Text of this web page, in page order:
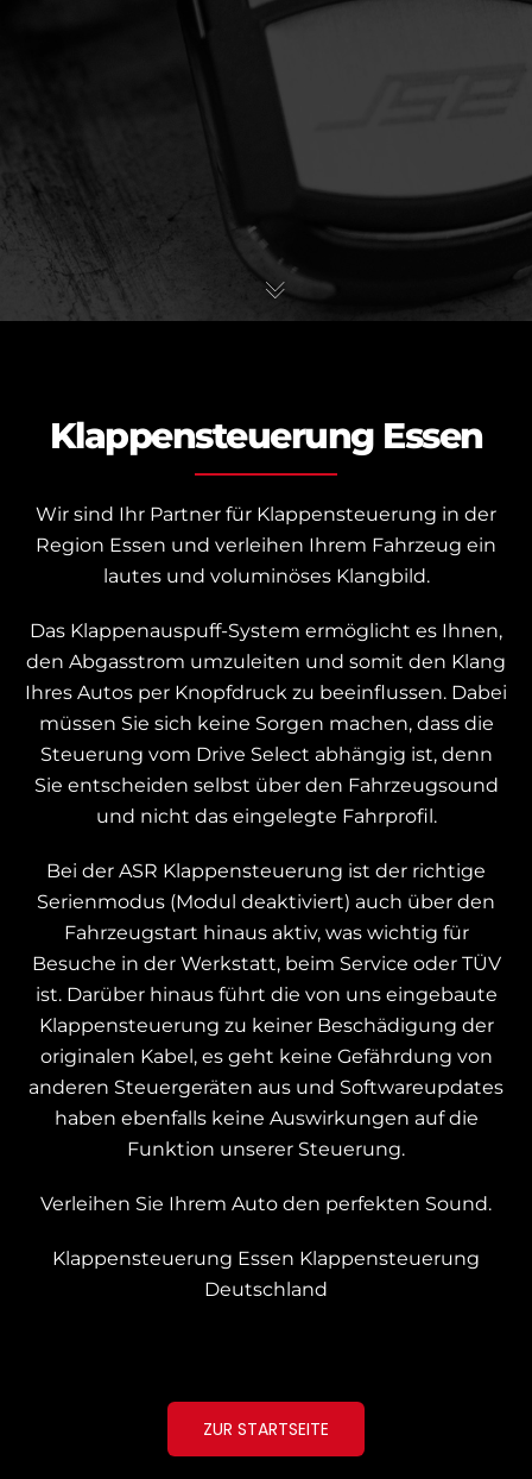
Klappensteuerung Essen
Wir sind Ihr Partner für Klappensteuerung in der
Region Essen und verleihen Ihrem Fahrzeug ein
lautes und voluminöses Klangbild.
Das Klappenauspuff-System ermöglicht es Ihnen,
den Abgasstrom umzuleiten und somit den Klang
Ihres Autos per Knopfdruck zu beeinflussen. Dabei
müssen Sie sich keine Sorgen machen, dass die
Steuerung vom Drive Select abhängig ist, denn
Sie entscheiden selbst über den Fahrzeugsound
und nicht das eingelegte Fahrprofil.
Bei der ASR Klappensteuerung ist der richtige
Serienmodus (Modul deaktiviert) auch über den
Fahrzeugstart hinaus aktiv, was wichtig für
Besuche in der Werkstatt, beim Service oder TÜV
ist. Darüber hinaus führt die von uns eingebaute
Klappensteuerung zu keiner Beschädigung der
originalen Kabel, es geht keine Gefährdung von
anderen Steuergeräten aus und Softwareupdates
haben ebenfalls keine Auswirkungen auf die
Funktion unserer Steuerung.
Verleihen Sie Ihrem Auto den perfekten Sound.
Klappensteuerung Essen Klappensteuerung
Deutschland
ZUR STARTSEITE